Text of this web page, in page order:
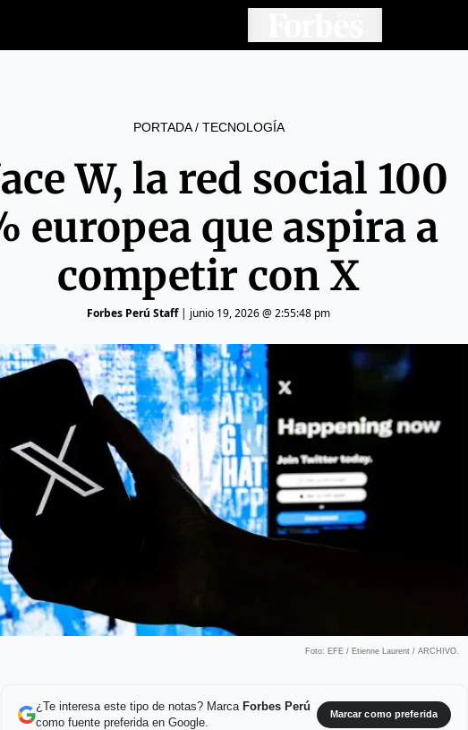
PORTADA/ TECNOLOGÍA
W, la red social 100
europea que aspira a
competir con X
Forbes Perú Staff| junio 19, 2026 @ 2:55:48 pm
Foto: EFE / Etienne Laurent / ARCHIVO.
¿Te interesa este tipo de notas? Marca Forbes Perú
como fuente preferida en Google.
Marcar como preferida